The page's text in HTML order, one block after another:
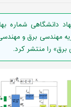
دانشگاهی شماره
مهندسی برق و مهندسی
برق» را منتشر کرد.